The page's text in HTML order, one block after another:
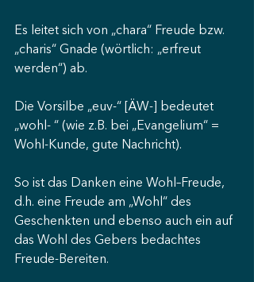
Es leitet sich von „chara“ Freude bzw.
„charis“ Gnade (wörtlich: „erfreut
werden“) ab.
Die Vorsilbe „euv-“ [ÄW-] bedeutet
„wohl- “ (wie z.B. bei „Evangelium“ =
Wohl-Kunde, gute Nachricht).
So ist das Danken eine Wohl–Freude,
d.h. eine Freude am „Wohl“ des
Geschenkten und ebenso auch ein auf
das Wohl des Gebers bedachtes
Freude-Bereiten.